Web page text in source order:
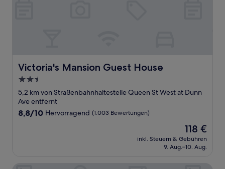
Victoria's Mansion Guest House
Victoria's Mansion Guest House
2.5-
Sterne-
Unterkunft
5,2 km von Straßenbahnhaltestelle Queen St West at Dunn
Ave entfernt
8.8
8,8/10 Hervorragend (1.003 Bewertungen)
Der
Preis
beträgt
118 €
inkl. Steuern & Gebühren
9. Aug.–10. Aug.